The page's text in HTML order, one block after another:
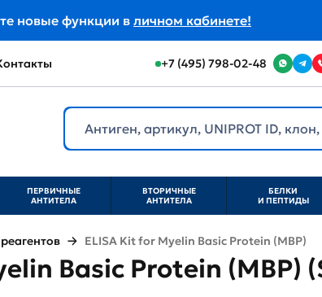
новые функции в личном кабинете!
+7 (495) 798-02-48
ПЕРВИЧНЫЕ
АНТИТЕЛА
ВТОРИЧНЫЕ
АНТИТЕЛА
БЕЛКИ
И ПЕПТИДЫ
ELISA Kit for Myelin Basic Protein (MBP)
Basic Protein (MBP)